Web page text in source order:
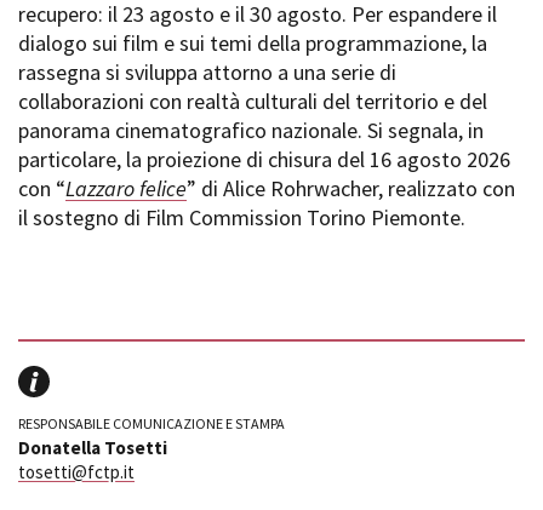
recupero: il 23 agosto e il 30 agosto. Per espandere il
dialogo sui film e sui temi della programmazione, la
rassegna si sviluppa attorno a una serie di
collaborazioni con realtà culturali del territorio e del
panorama cinematografico nazionale. Si segnala, in
particolare, la proiezione di chisura del 16 agosto 2026
con “Lazzaro felice” di Alice Rohrwacher, realizzato con
il sostegno di Film Commission Torino Piemonte.
RESPONSABILE COMUNICAZIONE E STAMPA
Donatella Tosetti
tosetti@fctp.it